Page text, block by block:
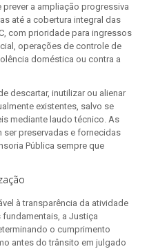
a ampliação progressiva
até a cobertura integral das
com prioridade para ingressos
operações de controle de
doméstica ou contra a
descartar, inutilizar ou alienar
existentes, salvo se
mediante laudo técnico. As
ser preservadas e fornecidas
Pública sempre que
à transparência da atividade
a Justiça
o cumprimento
antes do trânsito em julgado